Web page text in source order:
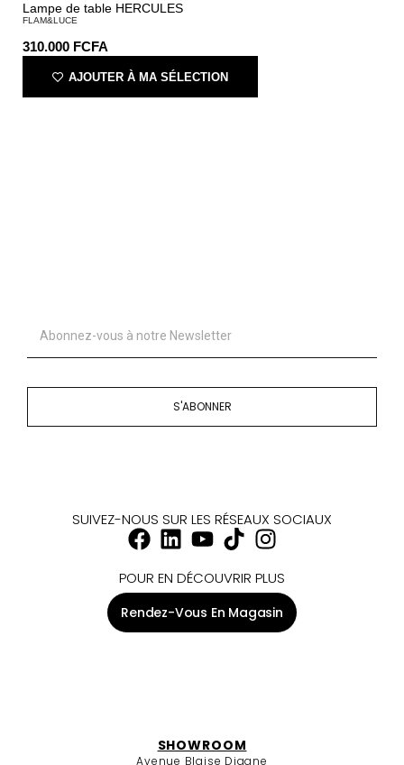
Lampe de table HERCULES
FLAM&LUCE
310.000 FCFA
AJOUTER À MA SÉLECTION
S'ABONNER
SUIVEZ-NOUS SUR LES RÉSEAUX SOCIAUX
POUR EN DÉCOUVRIR PLUS
Rendez-Vous En Magasin
SHOWROOM
Avenue Blaise Diagne